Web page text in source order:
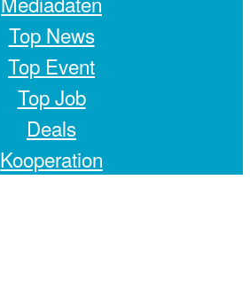
Top News
Top Event
Top Job
Deals
Kooperation